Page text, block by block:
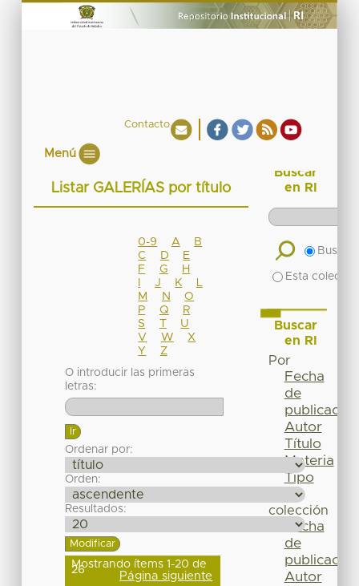
Contacto
Menú
Listar GALERÍAS por título
0-9 A
B
C
D
E
F
G
H
J K
M
N
O
P
Q
R
S
T
U
V
W
X
Y
Z
O introducir las primeras
letras:
Ordenar por:
Orden:
Resultados:
Mostrando ítems 1-20 de
26 Página siguiente
Buscar
en RI
Buscar
Esta
Buscar
en RI
Por
Fecha
de
publicación
Autor
Título
Materia
Tipo
colección
Fecha
de
publicación
Autor